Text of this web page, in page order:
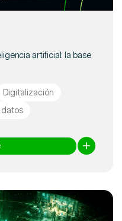
artificial: la base
Digitalización
datos